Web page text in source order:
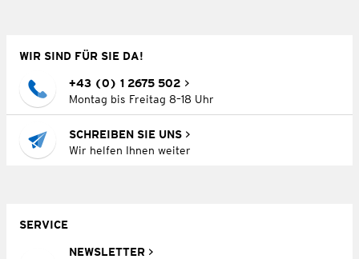
WIR SIND FÜR SIE DA!
+43 (0) 1 2675 502
Montag bis Freitag 8–18 Uhr
SCHREIBEN SIE UNS
Wir helfen Ihnen weiter
SERVICE
NEWSLETTER